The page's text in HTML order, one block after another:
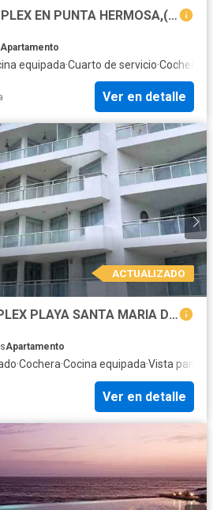
DEPARTAMENTO DÚPLEX EN PUNTA HERMOSA,(TEMPORADA VERANO 2025)
Apartamento
equipada·Cuarto de servicio·Cochera
Ver en detalle
ACTUALIZADO
ALQUILER DPTO DÚPLEX PLAYA SANTA MARIA DEL MAR FRENTE AL CLUB DE OFICIALES PIP
Apartamento
·Cochera·Cocina equipada·Vista
Ver en detalle